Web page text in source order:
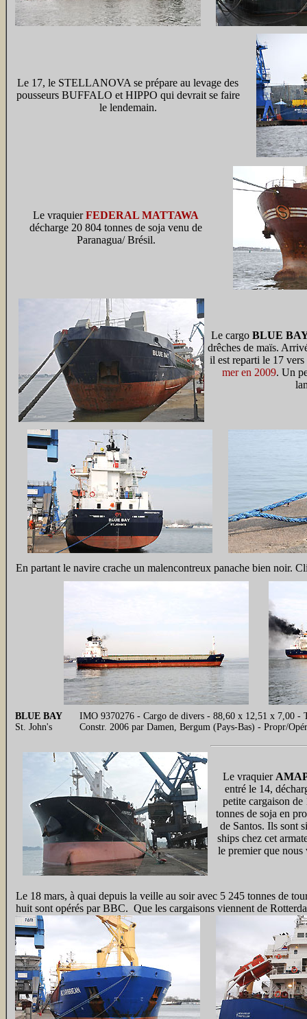
Le 17, le STELLANOVA se prépare au levage des
pousseurs BUFFALO et HIPPO qui devrait se faire
le lendemain.
Le vraquierFEDERAL MATTAWA
décharge 20 804 tonnes de soja venu de
Paranagua/ Brésil.
Le cargo BLUE
drêches de maïs.
il est reparti le 17
mer en 2009. Un
En partant le navire crache un malencontreux panache bien noir.
BLUE BAY
St. John's
IMO 9370276 - Cargo de divers - 88,60 x 12,51 x 7,00
Constr. 2006 par Damen, Bergum (Pays-Bas) - Propr/
Le vraquier
entré le 14,
petite cargaison de
tonnes de soja en
de Santos. Ils sont
ships chez cet
le premier que nous
Le 18 mars, à quai depuis la veille au soir avec 5 245 tonnes de
huit sont opérés par BBC. Que les cargaisons viennent de